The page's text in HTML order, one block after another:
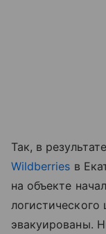
Так, в
Wildberries в
на объекте
логистического
эвакуированы.